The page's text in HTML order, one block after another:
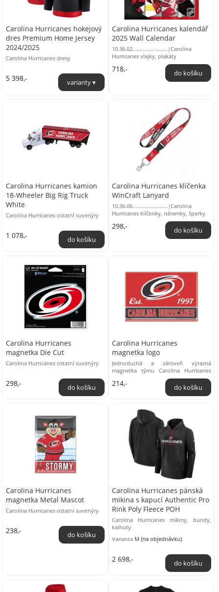
Carolina Hurricanes hokejový
dres Premium Home Jersey
2024/2025
Carolina Hurricanes dresy
5 398,-
Carolina Hurricanes kalendář
2025 Wall Calendar
10.36.02........................|Carolina
Hurricanes vlajky, plakáty
718,-
Carolina Hurricanes kamion
18-Wheeler Big Rig Truck
White
Carolina Hurricanes ostatní suvenýry
1 078,-
Carolina Hurricanes klíčenka
WinCraft Lanyard
10.36.06........................|Carolina
Hurricanes klíčenky, náramky, šperky
298,-
Carolina Hurricanes
magnetka Die Cut
Carolina Hurricanes ostatní suvenýry
298,-
Carolina Hurricanes
magnetka logo
Jednoduchá a zároveň výrazná
magnetka týmu Carolina Hurricanes
vynikne mezi ostatními. Logo tohoto
hokejové celku ...
214,-
Carolina Hurricanes
magnetka Metal Mascot
Carolina Hurricanes ostatní suvenýry
238,-
Carolina Hurricanes pánská
mikina s kapucí Authentic Pro
Rink Poly Fleece POH
Carolina Hurricanes mikiny, bundy,
kalhoty
Varianta M (na objednávku)
2 698,-